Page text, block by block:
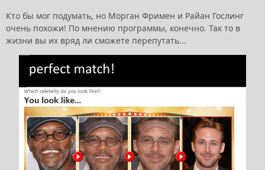
Кто бы мог подумать, но Морган Фримен и Райан Гослинг
очень похожи! По мнению программы, конечно. Так то в
жизни вы их вряд ли сможете перепутать...